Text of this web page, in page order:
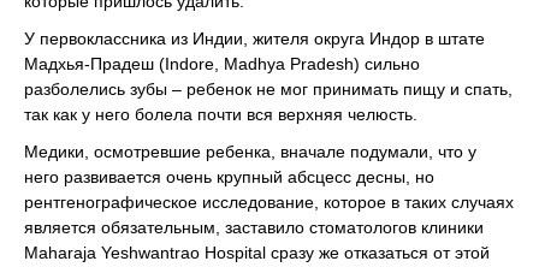
У первоклассника из Индии, жителя округа Индор в штате
Мадхья-Прадеш (Indore, Madhya Pradesh) сильно
разболелись зубы – ребенок не мог принимать пищу и спать,
так как у него болела почти вся верхняя челюсть.
Медики, осмотревшие ребенка, вначале подумали, что у
него развивается очень крупный абсцесс десны, но
рентгенографическое исследование, которое в таких случаях
является обязательным, заставило стоматологов клиники
Maharaja Yeshwantrao Hospital сразу же отказаться от этой